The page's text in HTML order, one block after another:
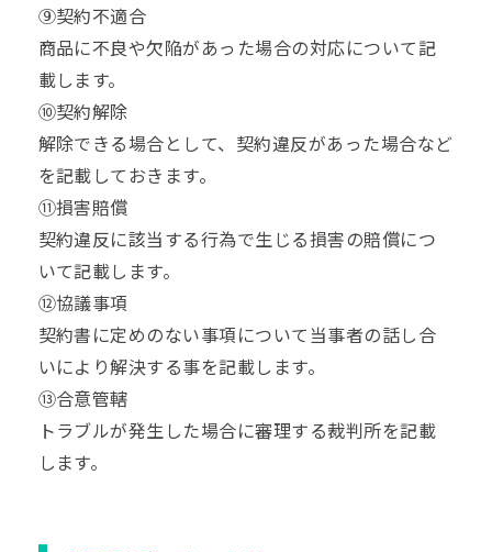
⑨契約不適合
商品に不良や欠陥があった場合の対応について記
載します。
⑩契約解除
解除できる場合として、契約違反があった場合など
を記載しておきます。
⑪損害賠償
契約違反に該当する行為で生じる損害の賠償につ
いて記載します。
⑫協議事項
契約書に定めのない事項について当事者の話し合
いにより解決する事を記載します。
⑬合意管轄
トラブルが発生した場合に審理する裁判所を記載
します。